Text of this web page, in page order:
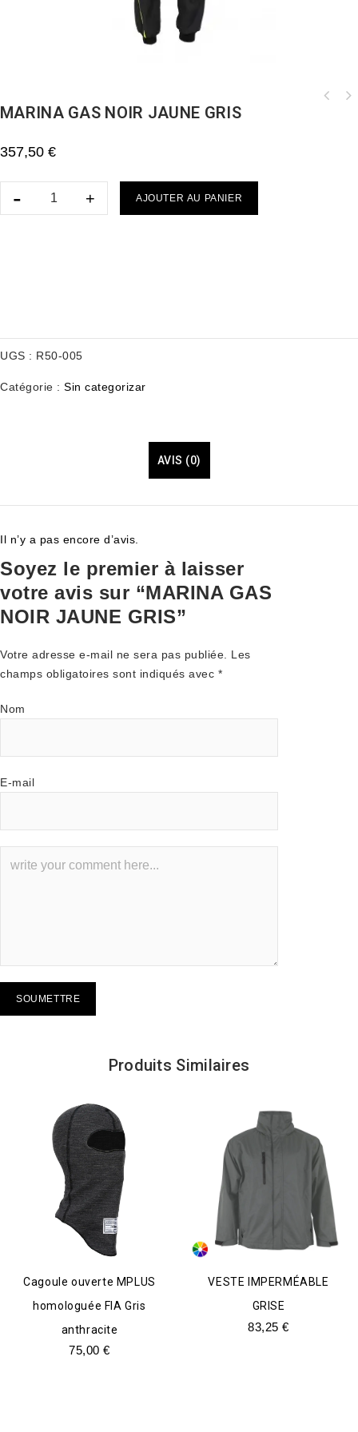
MARINA GAS NOIR JAUNE GRIS
357,50 €
AJOUTER AU PANIER
UGS : R50-005
Catégorie : Sin categorizar
AVIS (0)
Il n’y a pas encore d’avis.
Soyez le premier à laisser
votre avis sur “MARINA GAS
NOIR JAUNE GRIS”
Votre adresse e-mail ne sera pas publiée. Les
champs obligatoires sont indiqués avec *
Nom
E-mail
Produits Similaires
Cagoule ouverte MPLUS
homologuée FIA Gris
anthracite
75,00€
VESTE IMPERMÉABLE
GRISE
83,25€